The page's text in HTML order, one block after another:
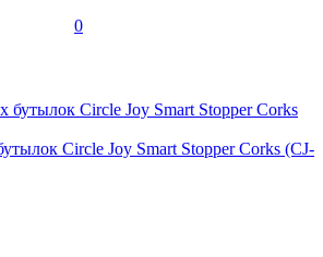
0
Circle Joy Smart Stopper Corks (CJ-